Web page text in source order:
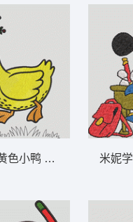
色小鸭 花冠鸭-DST格式
米妮